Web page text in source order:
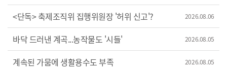
<단독> 축제조직위 집행위원장 '허위 신고'? 2026.08.06
바닥 드러낸 계곡...농작물도 '시들' 2026.08.05
계속된 가뭄에 생활용수도 부족 2026.08.05